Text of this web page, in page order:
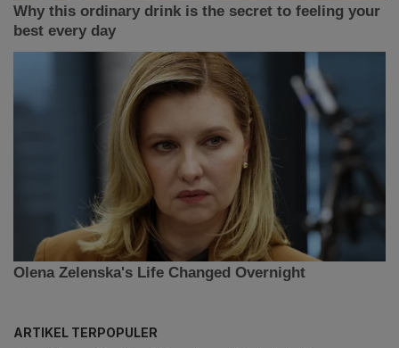
ARTIKEL TERPOPULER